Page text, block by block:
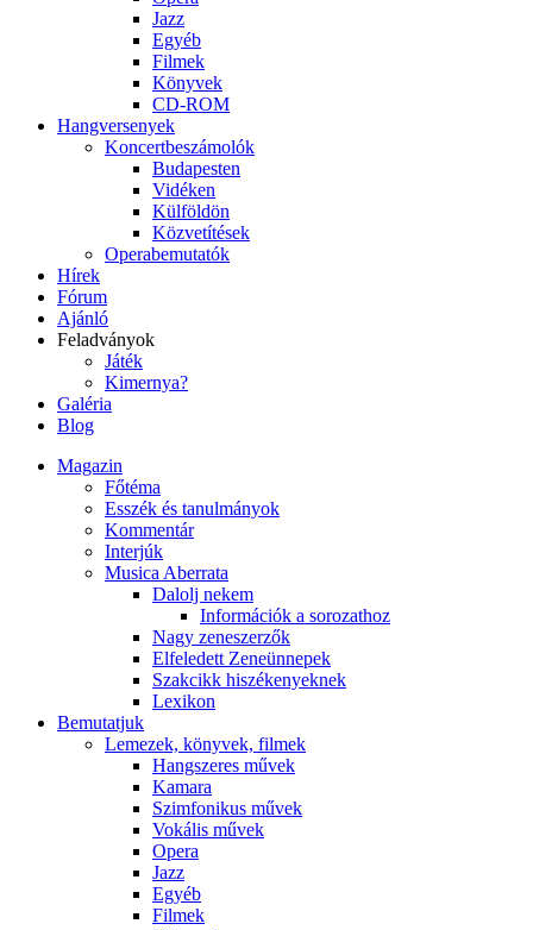
Jazz
Egyéb
Filmek
Könyvek
CD-ROM
Hangversenyek
Koncertbeszámolók
Budapesten
Vidéken
Külföldön
Közvetítések
Operabemutatók
Hírek
Fórum
Ajánló
Feladványok
Játék
Kimernya?
Galéria
Blog
Magazin
Főtéma
Esszék és tanulmányok
Kommentár
Interjúk
Musica Aberrata
Dalolj nekem
Információk a sorozathoz
Nagy zeneszerzők
Elfeledett Zeneünnepek
Szakcikk hiszékenyeknek
Lexikon
Bemutatjuk
Lemezek, könyvek, filmek
Hangszeres művek
Kamara
Szimfonikus művek
Vokális művek
Opera
Jazz
Egyéb
Filmek